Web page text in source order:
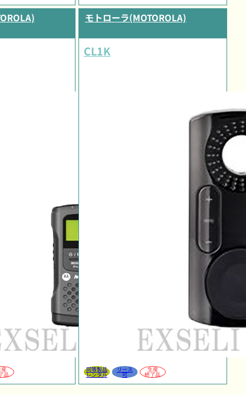
産
品
モトローラ(MOTOROLA)
CL1K
同等製品
レンタル
リース
可
生産
終了品